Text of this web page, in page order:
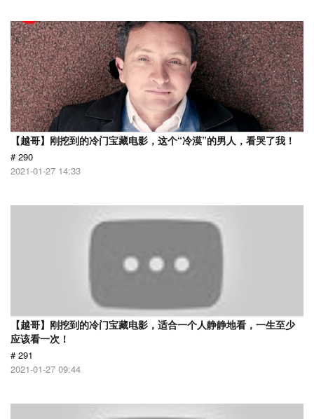
【越哥】刚挖到的冷门宝藏电影，这个“冷漠”的男人，看哭了我！
# 290
2021-01-27 14:33
【越哥】刚挖到的冷门宝藏电影，适合一个人静静地看，一生至少
应该看一次！
# 291
2021-01-27 09:44